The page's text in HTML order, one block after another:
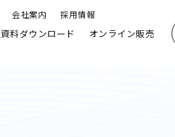
資料ダウンロード オンライン販売
会社案内 採用情報